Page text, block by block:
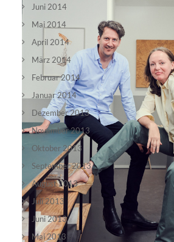
Juni 2014
Mai 2014
April 2014
März 2014
Februar 2014
Januar 2014
Dezember 2013
November 2013
Oktober 2013
September 2013
August 2013
Juli 2013
Juni 2013
Mai 2013